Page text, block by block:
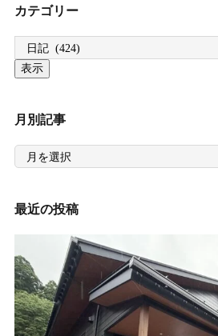
カテゴリー
月別記事
月
記
最近の投稿